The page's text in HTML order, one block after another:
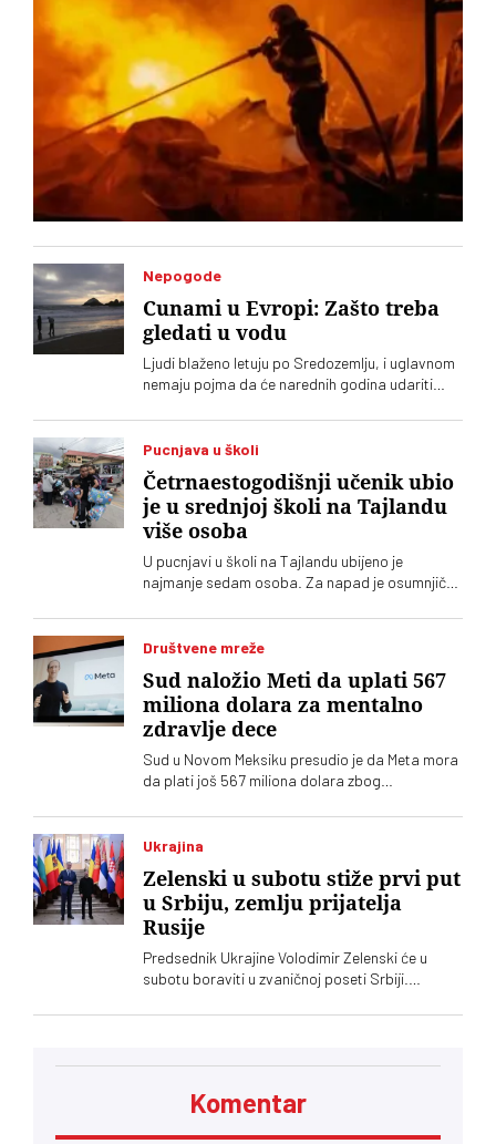
Nepogode
Cunami u Evropi: Zašto treba
gledati u vodu
Ljudi blaženo letuju po Sredozemlju, i uglavnom
nemaju pojma da će narednih godina udariti
životom
Pucnjava u školi
Četrnaestogodišnji učenik ubio
je u srednjoj školi na Tajlandu
više osoba
U pucnjavi u školi na Tajlandu ubijeno je
najmanje sedam osoba. Za napad je osumnjičen
Društvene mreže
Sud naložio Meti da uplati 567
miliona dolara za mentalno
zdravlje dece
Sud u Novom Meksiku presudio je da Meta mora
da plati još 567 miliona dolara zbog
platformama. Kompnija odbacuje optužbe i
najavljuje žalbu
Ukrajina
Zelenski u subotu stiže prvi put
u Srbiju, zemlju prijatelja
Rusije
Predsednik Ukrajine Volodimir Zelenski će u
subotu boraviti u zvaničnoj poseti Srbiji.
Vučić, saopštila je služba za saradnju sa
Komentar